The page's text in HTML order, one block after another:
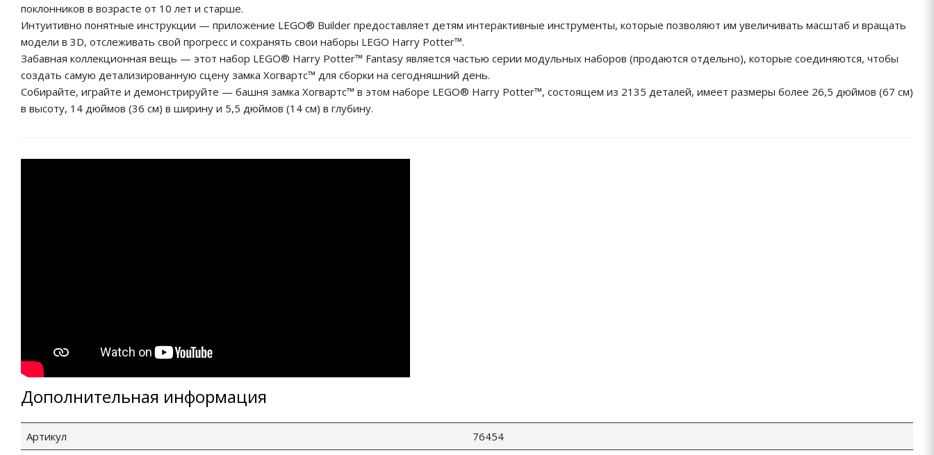
поклонников в возрасте от 10 лет и старше.
Интуитивно понятные инструкции — приложение LEGO® Builder предоставляет детям интерактивные инструменты, которые позволяют им увеличивать масштаб и вращать
модели в 3D, отслеживать свой прогресс и сохранять свои наборы LEGO Harry Potter™.
Забавная коллекционная вещь — этот набор LEGO® Harry Potter™ Fantasy является частью серии модульных наборов (продаются отдельно), которые соединяются, чтобы
создать самую детализированную сцену замка Хогвартс™ для сборки на сегодняшний день.
Собирайте, играйте и демонстрируйте — башня замка Хогвартс™ в этом наборе LEGO® Harry Potter™, состоящем из 2135 деталей, имеет размеры более 26,5 дюймов (67 см)
в высоту, 14 дюймов (36 см) в ширину и 5,5 дюймов (14 см) в глубину.
Дополнительная информация
Артикул
76454